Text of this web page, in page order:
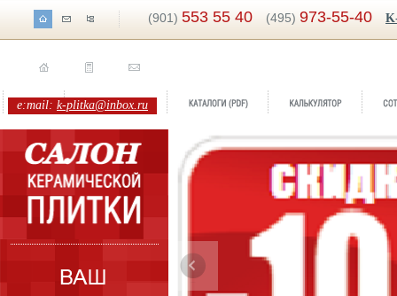
(901) 553 55 40 (495) 973-55-40
e:mail: k-plitka@inbox.ru